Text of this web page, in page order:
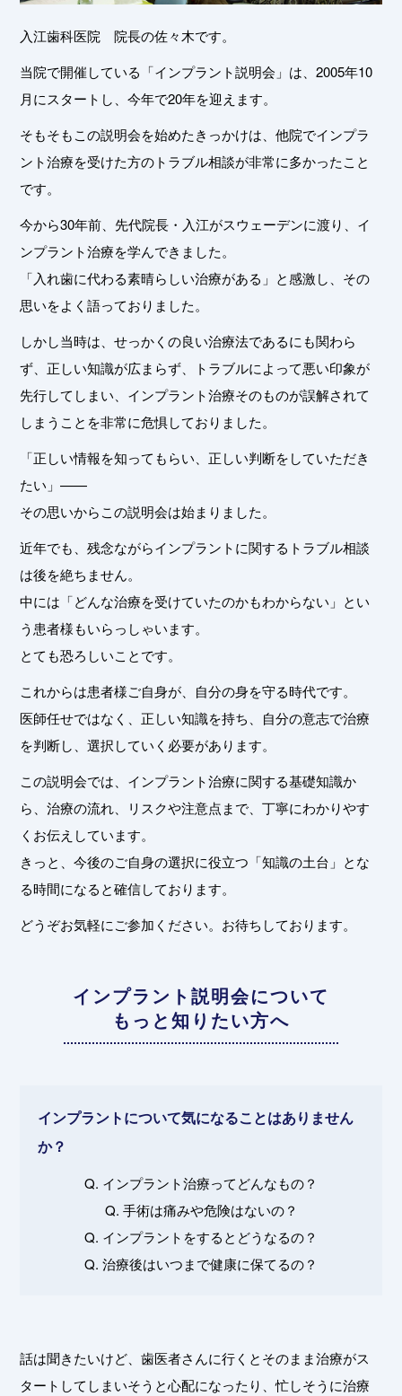
入江歯科医院 院長の佐々木です。
当院で開催している「インプラント説明会」は、2005年10
月にスタートし、今年で20年を迎えます。
そもそもこの説明会を始めたきっかけは、他院でインプラ
ント治療を受けた方のトラブル相談が非常に多かったこと
です。
今から30年前、先代院長・入江がスウェーデンに渡り、イ
ンプラント治療を学んできました。
「入れ歯に代わる素晴らしい治療がある」と感激し、その
思いをよく語っておりました。
しかし当時は、せっかくの良い治療法であるにも関わら
ず、正しい知識が広まらず、トラブルによって悪い印象が
先行してしまい、インプラント治療そのものが誤解されて
しまうことを非常に危惧しておりました。
「正しい情報を知ってもらい、正しい判断をしていただき
たい」——
その思いからこの説明会は始まりました。
近年でも、残念ながらインプラントに関するトラブル相談
は後を絶ちません。
中には「どんな治療を受けていたのかもわからない」とい
う患者様もいらっしゃいます。
とても恐ろしいことです。
これからは患者様ご自身が、自分の身を守る時代です。
医師任せではなく、正しい知識を持ち、自分の意志で治療
を判断し、選択していく必要があります。
この説明会では、インプラント治療に関する基礎知識か
ら、治療の流れ、リスクや注意点まで、丁寧にわかりやす
くお伝えしています。
きっと、今後のご自身の選択に役立つ「知識の土台」とな
る時間になると確信しております。
どうぞお気軽にご参加ください。お待ちしております。
インプラント説明会について
もっと知りたい方へ
インプラントについて気になることはありません
か？
Q. インプラント治療ってどんなもの？
Q. 手術は痛みや危険はないの？
Q. インプラントをするとどうなるの？
Q. 治療後はいつまで健康に保てるの？
話は聞きたいけど、歯医者さんに行くとそのまま治療がス
タートしてしまいそうと心配になったり、忙しそうに治療